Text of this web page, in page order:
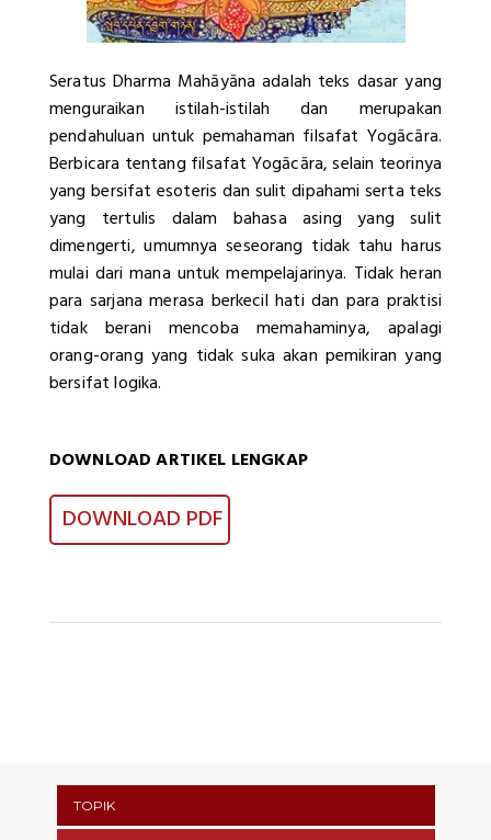
TOPIK
Seratus Dharma Mahāyāna adalah teks dasar yang
menguraikan istilah-istilah dan merupakan
pendahuluan untuk pemahaman filsafat Yogācāra.
Berbicara tentang filsafat Yogācāra, selain teorinya
yang bersifat esoteris dan sulit dipahami serta teks
yang tertulis dalam bahasa asing yang sulit
dimengerti, umumnya seseorang tidak tahu harus
mulai dari mana untuk mempelajarinya. Tidak heran
para sarjana merasa berkecil hati dan para praktisi
tidak berani mencoba memahaminya, apalagi
orang-orang yang tidak suka akan pemikiran yang
bersifat logika.
DOWNLOAD ARTIKEL LENGKAP
DOWNLOAD PDF